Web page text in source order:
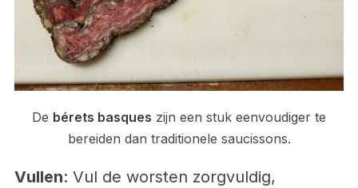
De bérets basques zijn een stuk eenvoudiger te
bereiden dan traditionele saucissons.
Vullen: Vul de worsten zorgvuldig,